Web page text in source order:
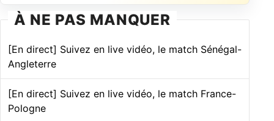
À NE PAS MANQUER
[En direct] Suivez en live vidéo, le match Sénégal-
Angleterre
[En direct] Suivez en live vidéo, le match France-
Pologne